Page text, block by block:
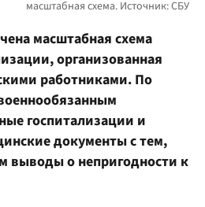
масштабная схема
организованная
работниками. По
госпитализации и
документы с тем,
выводы о непригодности к